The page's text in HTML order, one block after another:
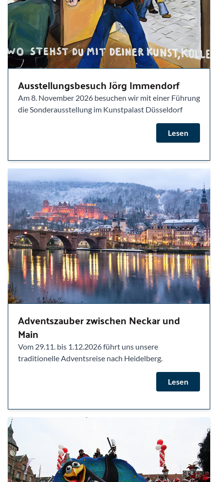
Ausstellungsbesuch Jörg Immendorf
Am 8. November 2026 besuchen wir mit einer Führung
die Sonderausstellung im Kunstpalast Düsseldorf
Lesen
Adventszauber zwischen Neckar und
Main
Vom 29.11. bis 1.12.2026 führt uns unsere
traditionelle Adventsreise nach Heidelberg.
Lesen